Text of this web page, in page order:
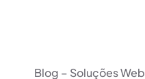
Blog – Soluções Web